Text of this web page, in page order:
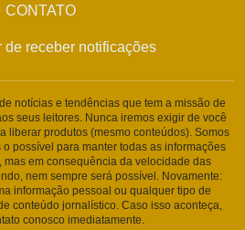
CONTATO
de receber notificações
notícias e tendências que tem a missão de
seus leitores. Nunca iremos exigir de você
liberar produtos (mesmo conteúdos). Somos
possível para manter todas as informações
mas em consequência da velocidade das
nem sempre será possível. Novamente:
informação pessoal ou qualquer tipo de
conteúdo jornalístico. Caso isso aconteça,
conosco imediatamente.